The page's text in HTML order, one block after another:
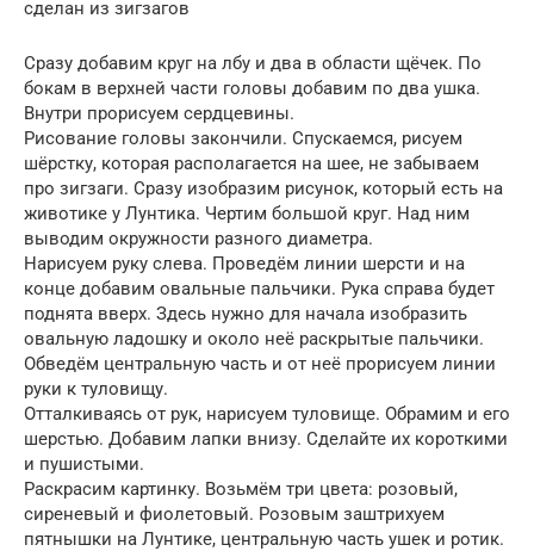
сделан из зигзагов
Сразу добавим круг на лбу и два в области щёчек. По
бокам в верхней части головы добавим по два ушка.
Внутри прорисуем сердцевины.
Рисование головы закончили. Спускаемся, рисуем
шёрстку, которая располагается на шее, не забываем
про зигзаги. Сразу изобразим рисунок, который есть на
животике у Лунтика. Чертим большой круг. Над ним
выводим окружности разного диаметра.
Нарисуем руку слева. Проведём линии шерсти и на
конце добавим овальные пальчики. Рука справа будет
поднята вверх. Здесь нужно для начала изобразить
овальную ладошку и около неё раскрытые пальчики.
Обведём центральную часть и от неё прорисуем линии
руки к туловищу.
Отталкиваясь от рук, нарисуем туловище. Обрамим и его
шерстью. Добавим лапки внизу. Сделайте их короткими
и пушистыми.
Раскрасим картинку. Возьмём три цвета: розовый,
сиреневый и фиолетовый. Розовым заштрихуем
пятнышки на Лунтике, центральную часть ушек и ротик.